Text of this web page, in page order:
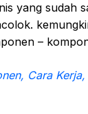
yang sudah
–
Cara